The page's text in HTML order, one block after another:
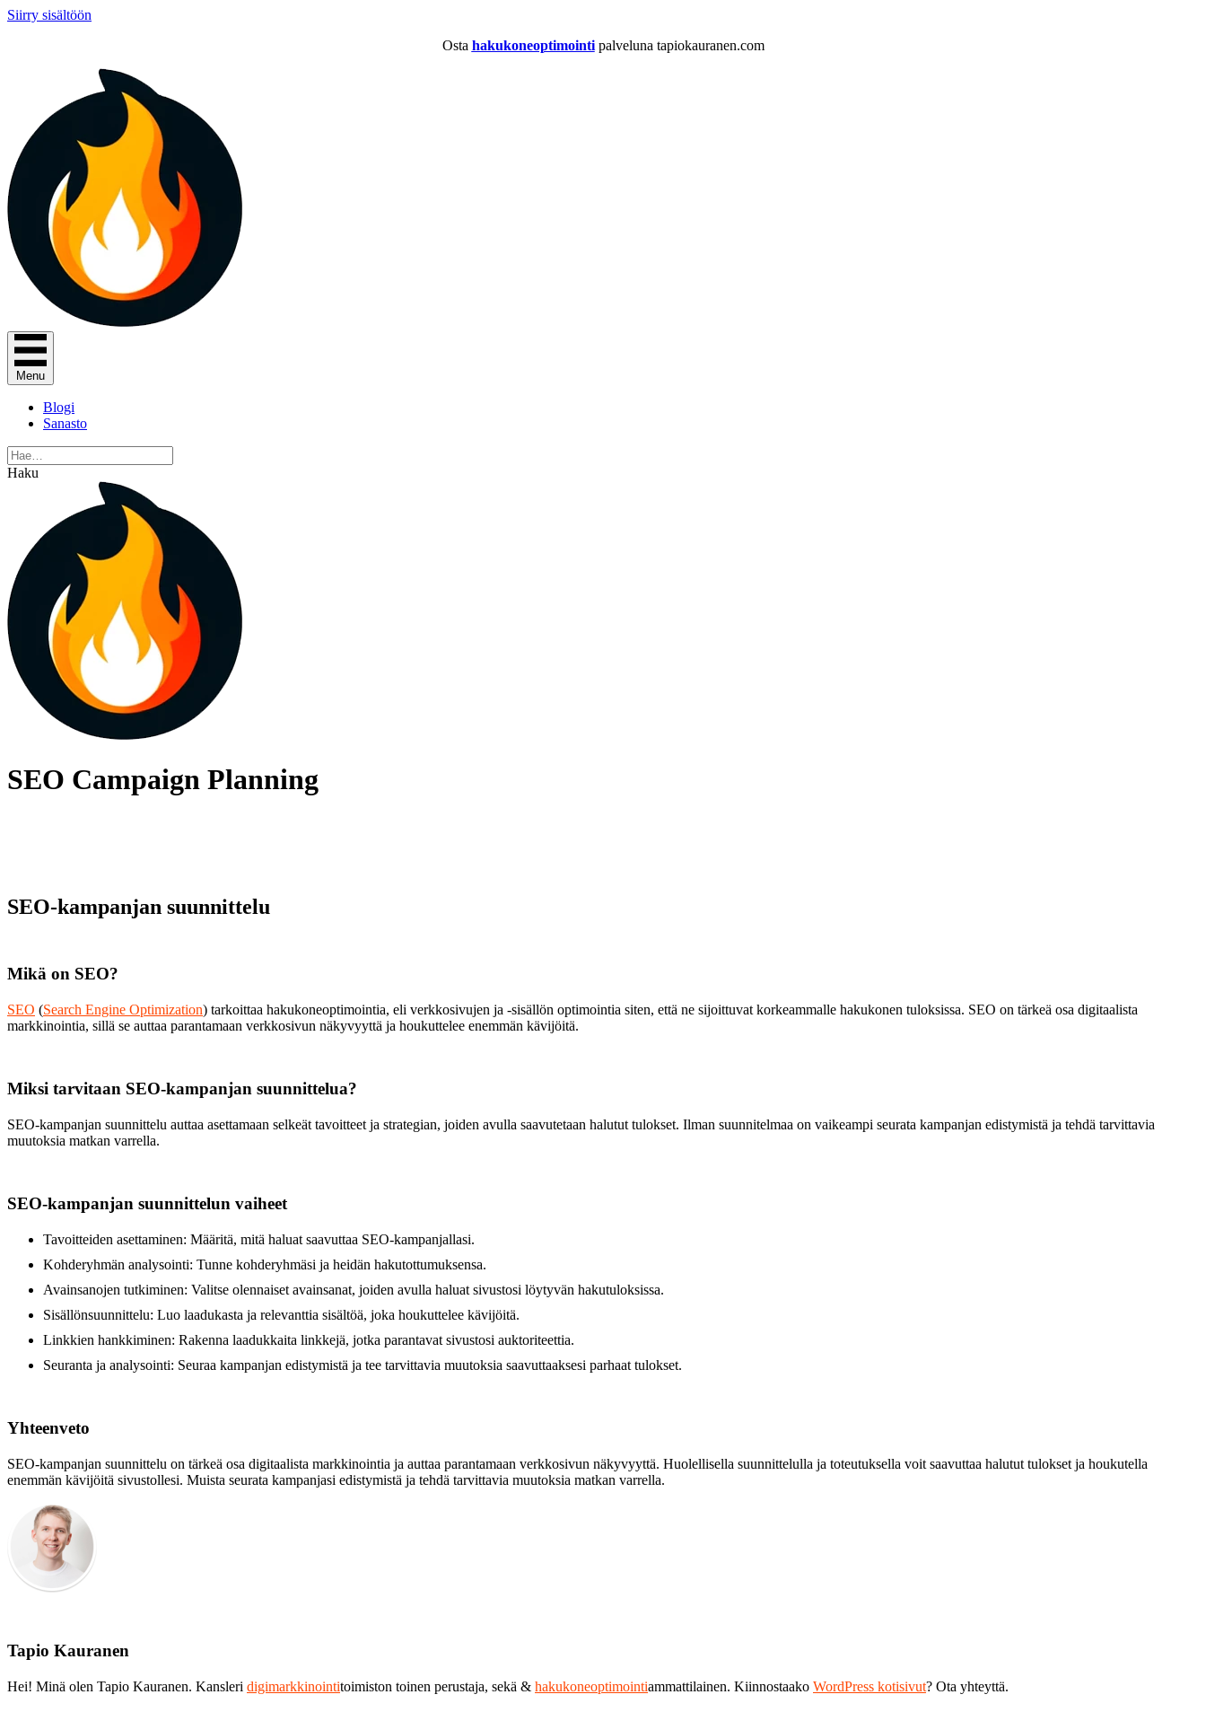
Siirry sisältöön
Osta hakukoneoptimointi palveluna tapiokauranen.com
Menu
Blogi
Sanasto
Haku
SEO Campaign Planning
SEO-kampanjan suunnittelu
Mikä on SEO?
SEO (Search Engine Optimization) tarkoittaa hakukoneoptimointia, eli verkkosivujen ja -sisällön optimointia siten, että ne sijoittuvat korkeammalle hakukonen tuloksissa. SEO on tärkeä osa digitaalista
markkinointia, sillä se auttaa parantamaan verkkosivun näkyvyyttä ja houkuttelee enemmän kävijöitä.
Miksi tarvitaan SEO-kampanjan suunnittelua?
SEO-kampanjan suunnittelu auttaa asettamaan selkeät tavoitteet ja strategian, joiden avulla saavutetaan halutut tulokset. Ilman suunnitelmaa on vaikeampi seurata kampanjan edistymistä ja tehdä tarvittavia
muutoksia matkan varrella.
SEO-kampanjan suunnittelun vaiheet
Tavoitteiden asettaminen: Määritä, mitä haluat saavuttaa SEO-kampanjallasi.
Kohderyhmän analysointi: Tunne kohderyhmäsi ja heidän hakutottumuksensa.
Avainsanojen tutkiminen: Valitse olennaiset avainsanat, joiden avulla haluat sivustosi löytyvän hakutuloksissa.
Sisällönsuunnittelu: Luo laadukasta ja relevanttia sisältöä, joka houkuttelee kävijöitä.
Linkkien hankkiminen: Rakenna laadukkaita linkkejä, jotka parantavat sivustosi auktoriteettia.
Seuranta ja analysointi: Seuraa kampanjan edistymistä ja tee tarvittavia muutoksia saavuttaaksesi parhaat tulokset.
Yhteenveto
SEO-kampanjan suunnittelu on tärkeä osa digitaalista markkinointia ja auttaa parantamaan verkkosivun näkyvyyttä. Huolellisella suunnittelulla ja toteutuksella voit saavuttaa halutut tulokset ja houkutella
enemmän kävijöitä sivustollesi. Muista seurata kampanjasi edistymistä ja tehdä tarvittavia muutoksia matkan varrella.
Tapio Kauranen
Hei! Minä olen Tapio Kauranen. Kansleri digimarkkinointitoimiston toinen perustaja, sekä & hakukoneoptimointiammattilainen. Kiinnostaako WordPress kotisivut? Ota yhteyttä.